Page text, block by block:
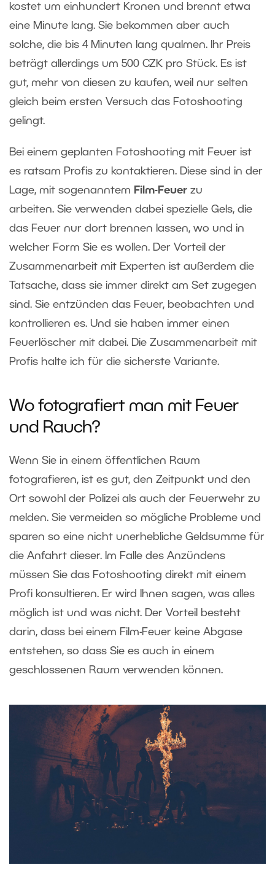
kostet um einhundert Kronen und brennt etwa
eine Minute lang. Sie bekommen aber auch
solche, die bis 4 Minuten lang qualmen. Ihr Preis
beträgt allerdings um 500 CZK pro Stück. Es ist
gut, mehr von diesen zu kaufen, weil nur selten
gleich beim ersten Versuch das Fotoshooting
gelingt.
Bei einem geplanten Fotoshooting mit Feuer ist
es ratsam Profis zu kontaktieren. Diese sind in der
Lage, mit sogenanntem Film-Feuer zu
arbeiten. Sie verwenden dabei spezielle Gels, die
das Feuer nur dort brennen lassen, wo und in
welcher Form Sie es wollen. Der Vorteil der
Zusammenarbeit mit Experten ist außerdem die
Tatsache, dass sie immer direkt am Set zugegen
sind. Sie entzünden das Feuer, beobachten und
kontrollieren es. Und sie haben immer einen
Feuerlöscher mit dabei. Die Zusammenarbeit mit
Profis halte ich für die sicherste Variante.
Wo fotografiert man mit Feuer
und Rauch?
Wenn Sie in einem öffentlichen Raum
fotografieren, ist es gut, den Zeitpunkt und den
Ort sowohl der Polizei als auch der Feuerwehr zu
melden. Sie vermeiden so mögliche Probleme und
sparen so eine nicht unerhebliche Geldsumme für
die Anfahrt dieser. Im Falle des Anzündens
müssen Sie das Fotoshooting direkt mit einem
Profi konsultieren. Er wird Ihnen sagen, was alles
möglich ist und was nicht. Der Vorteil besteht
darin, dass bei einem Film-Feuer keine Abgase
entstehen, so dass Sie es auch in einem
geschlossenen Raum verwenden können.